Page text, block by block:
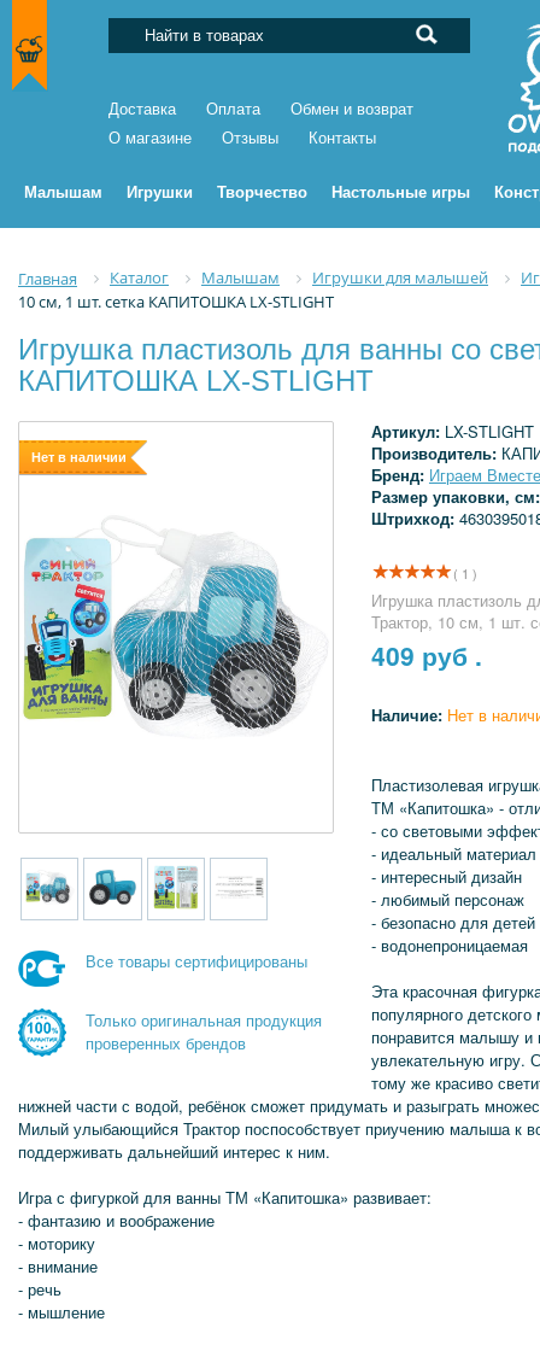
Доставка Оплата
Обмен и возврат
О магазине
Отзывы Контакты
Малышам Игрушки Творчество Настольные игры
Главная Каталог Малышам Игрушки для малышей
10 см, 1 шт. сетка КАПИТОШКА LX-STLIGHT
Игрушка пластизоль для ванны со
КАПИТОШКА LX-STLIGHT
Нет в наличии
Все товары сертифицированы
Только оригинальная продукция
проверенных брендов
Артикул: LX-STLIGHT
Производитель:
Бренд: Играем Вместе
Размер упаковки,
Штрихкод:
( 1 )
Игрушка пластизоль
Трактор, 10 см, 1 шт.
409 руб .
Наличие: Нет в
Пластизолевая
ТМ «Капитошка» -
- со световыми
- идеальный
- интересный дизайн
- любимый персонаж
- безопасно для детей
- водонепроницаемая
Эта красочная
популярного
понравится малышу и
увлекательную игру.
тому же красиво
нижней части с водой, ребёнок сможет придумать и разыграть
Милый улыбающийся Трактор поспособствует приучению малыша к
поддерживать дальнейший интерес к ним.
Игра с фигуркой для ванны ТМ «Капитошка» развивает:
- фантазию и воображение
- моторику
- внимание
- речь
- мышление